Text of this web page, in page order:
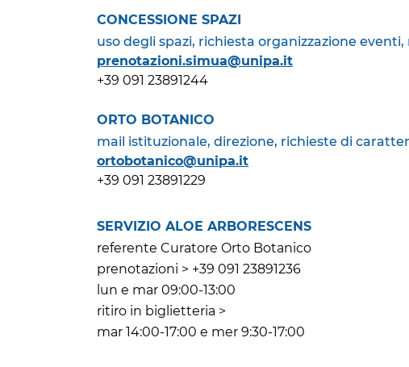
CONCESSIONE SPAZI
uso degli spazi, richiesta organizzazione
prenotazioni.simua@unipa.it
+39 091 23891244
ORTO BOTANICO
mail istituzionale, direzione, richieste di
ortobotanico@unipa.it
+39 091 23891229
SERVIZIO ALOE ARBORESCENS
referente Curatore Orto Botanico
prenotazioni > +39 091 23891236
lun e mar 09:00-13:00
ritiro in biglietteria >
mar 14:00-17:00 e mer 9:30-17:00